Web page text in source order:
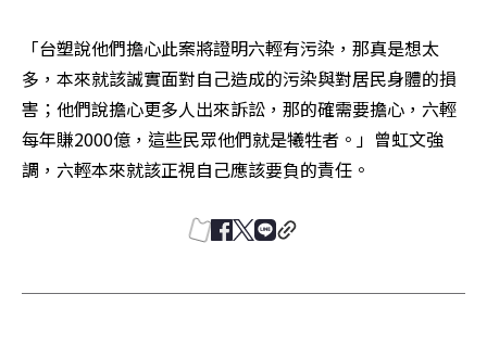
「台塑說他們擔心此案將證明六輕有污染，那真是想太
多，本來就該誠實面對自己造成的污染與對居民身體的損
害；他們說擔心更多人出來訴訟，那的確需要擔心，六輕
每年賺2000億，這些民眾他們就是犧牲者。」曾虹文強
調，六輕本來就該正視自己應該要負的責任。